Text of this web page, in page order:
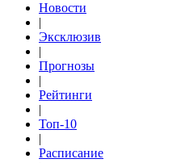
Новости
|
Эксклюзив
|
Прогнозы
|
Рейтинги
|
Топ-10
|
Расписание